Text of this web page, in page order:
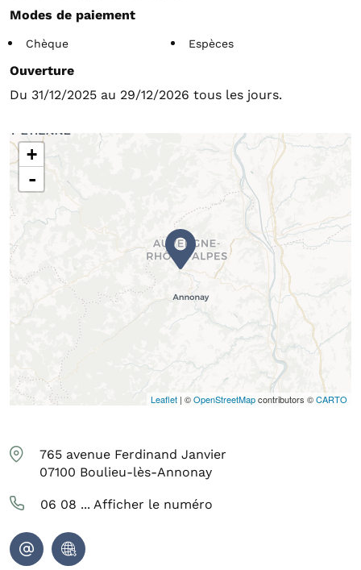
Modes de paiement
Chèque Espèces
Ouverture
Du 31/12/2025 au 29/12/2026 tous les jours.
+
-
Leaflet | ©OpenStreetMapcontributors ©CARTO
765 avenue Ferdinand Janvier
07100 Boulieu-lès-Annonay
06 08 ... Afficher le numéro